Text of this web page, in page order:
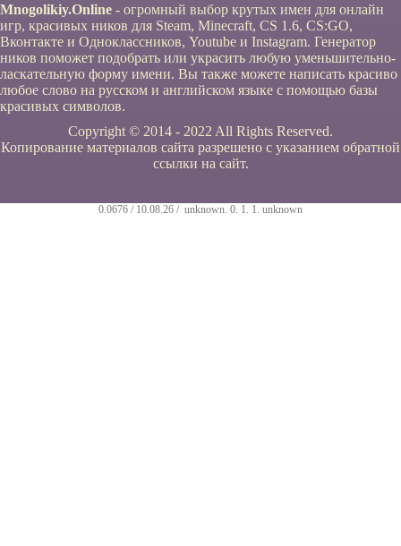
Mnogolikiy.Online - огромный выбор крутых имен для онлайн
игр, красивых ников для Steam, Minecraft, CS 1.6, CS:GO,
Вконтакте и Одноклассников, Youtube и Instagram. Генератор
ников поможет подобрать или украсить любую уменьшительно-
ласкательную форму имени. Вы также можете написать красиво
любое слово на русском и английском языке с помощью базы
красивых символов.
Copyright © 2014 - 2022 All Rights Reserved.
Копирование материалов сайта разрешено с указанием обратной
ссылки на сайт.
0.0676 / 10.08.26 / unknown. 0. 1. 1. unknown